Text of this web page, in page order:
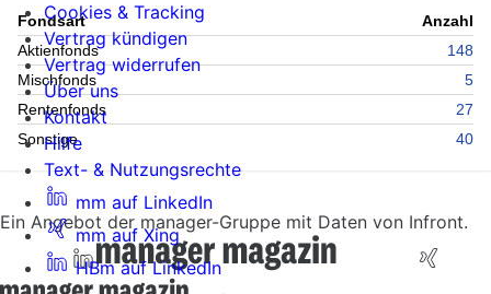
Fondsart
Anzahl
Aktienfonds
148
Mischfonds
5
Rentenfonds
27
Sonstige
40
Ein Angebot der manager-Gruppe mit Daten von Infront.
Cookies & Tracking
Vertrag kündigen
Vertrag widerrufen
Über uns
Kontakt
Hilfe
Text- & Nutzungsrechte
mm auf LinkedIn
mm auf Xing
HBm auf LinkedIn